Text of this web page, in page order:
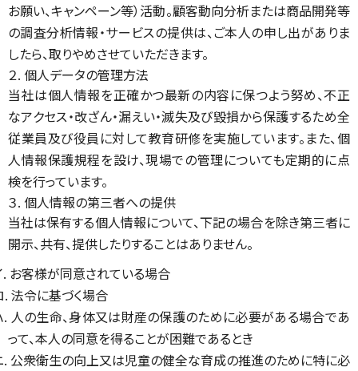
お願い、キャンペーン等）活動。顧客動向分析または商品開発等
の調査分析情報・サービスの提供は、ご本人の申し出がありま
したら、取りやめさせていただきます。
２. 個人データの管理方法
当社は個人情報を正確かつ最新の内容に保つよう努め、不正
なアクセス・改ざん・漏えい・滅失及び毀損から保護するため全
従業員及び役員に対して教育研修を実施しています。また、個
人情報保護規程を設け、現場での管理についても定期的に点
検を行っています。
３. 個人情報の第三者への提供
当社は保有する個人情報について、下記の場合を除き第三者に
開示、共有、提供したりすることはありません。
. お客様が同意されている場合
. 法令に基づく場合
. 人の生命、身体又は財産の保護のために必要がある場合であ
って、本人の同意を得ることが困難であるとき
. 公衆衛生の向上又は児童の健全な育成の推進のために特に必